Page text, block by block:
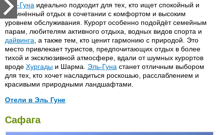
Эль-Гуна идеально подходит для тех, кто ищет спокойный и
уединённый отдых в сочетании с комфортом и высоким
уровнем обслуживания. Курорт особенно подойдёт семейным
парам, любителям активного отдыха, водных видов спорта и
дайвинга, а также тем, кто ценит гармонию с природой. Это
место привлекает туристов, предпочитающих отдых в более
тихой и эксклюзивной атмосфере, вдали от шумных курортов
вроде Хургады и Шарма. Эль-Гуна станет отличным выбором
для тех, кто хочет насладиться роскошью, расслаблением и
красивыми природными ландшафтами.
Отели в Эль Гуне
Arena Inn 4*
Captains Inn 3*
Sheraton Miramar 5*
Сафага